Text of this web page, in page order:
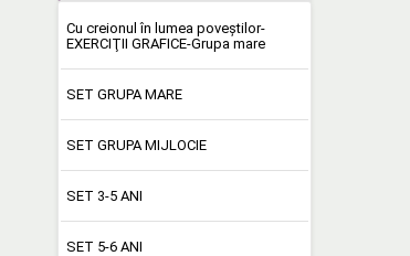
Cu creionul în lumea poveştilor-
EXERCIŢII GRAFICE-Grupa mare
SET GRUPA MARE
SET GRUPA MIJLOCIE
SET 3-5 ANI
SET 5-6 ANI